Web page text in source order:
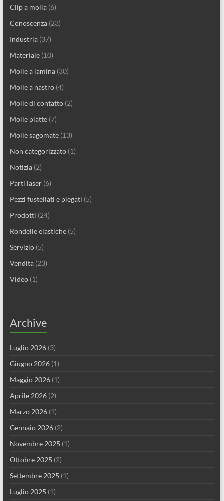
Clip a molla(6)
Conoscenza(23)
Industria(37)
Materiale(10)
Molle a lamina(30)
Molle a nastro(4)
Molle di contatto(2)
Molle piatte(7)
Molle sagomate(13)
Non categorizzato(1)
Notizia(2)
Parti laser(6)
Pezzi fustellati e piegati (5)
Prodotti (24)
Rondelle elastiche(5)
Servizio(5)
Vendita(23)
Video(1)
Archive
Luglio 2026(3)
Giugno 2026(1)
Maggio 2026(1)
Aprile 2026(2)
Marzo 2026(1)
Gennaio 2026(2)
Novembre 2025 (1)
Ottobre 2025 (2)
Settembre 2025 (1)
Luglio 2025 (1)